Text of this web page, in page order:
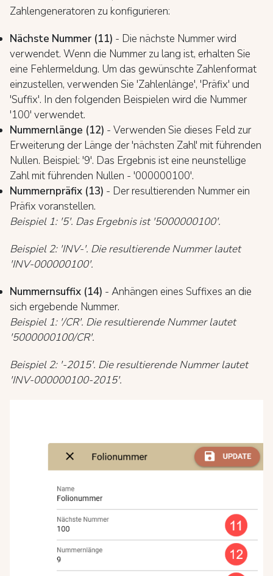
Zahlengeneratoren zu konfigurieren:
Nächste Nummer (11) - Die nächste Nummer wird
verwendet. Wenn die Nummer zu lang ist, erhalten Sie
eine Fehlermeldung. Um das gewünschte Zahlenformat
einzustellen, verwenden Sie 'Zahlenlänge', 'Präfix' und
'Suffix'. In den folgenden Beispielen wird die Nummer
'100' verwendet.
Nummernlänge (12) - Verwenden Sie dieses Feld zur
Erweiterung der Länge der 'nächsten Zahl' mit führenden
Nullen. Beispiel: '9'. Das Ergebnis ist eine neunstellige
Zahl mit führenden Nullen - '000000100'.
Nummernpräfix (13) - Der resultierenden Nummer ein
Präfix voranstellen.
Beispiel 1: '5'. Das Ergebnis ist '5000000100'.
Beispiel 2: 'INV-'. Die resultierende Nummer lautet
'INV-000000100'.
Nummernsuffix (14) - Anhängen eines Suffixes an die
sich ergebende Nummer.
Beispiel 1: '/CR'. Die resultierende Nummer lautet
'5000000100/CR'.
Beispiel 2: '-2015'. Die resultierende Nummer lautet
'INV-000000100-2015'.